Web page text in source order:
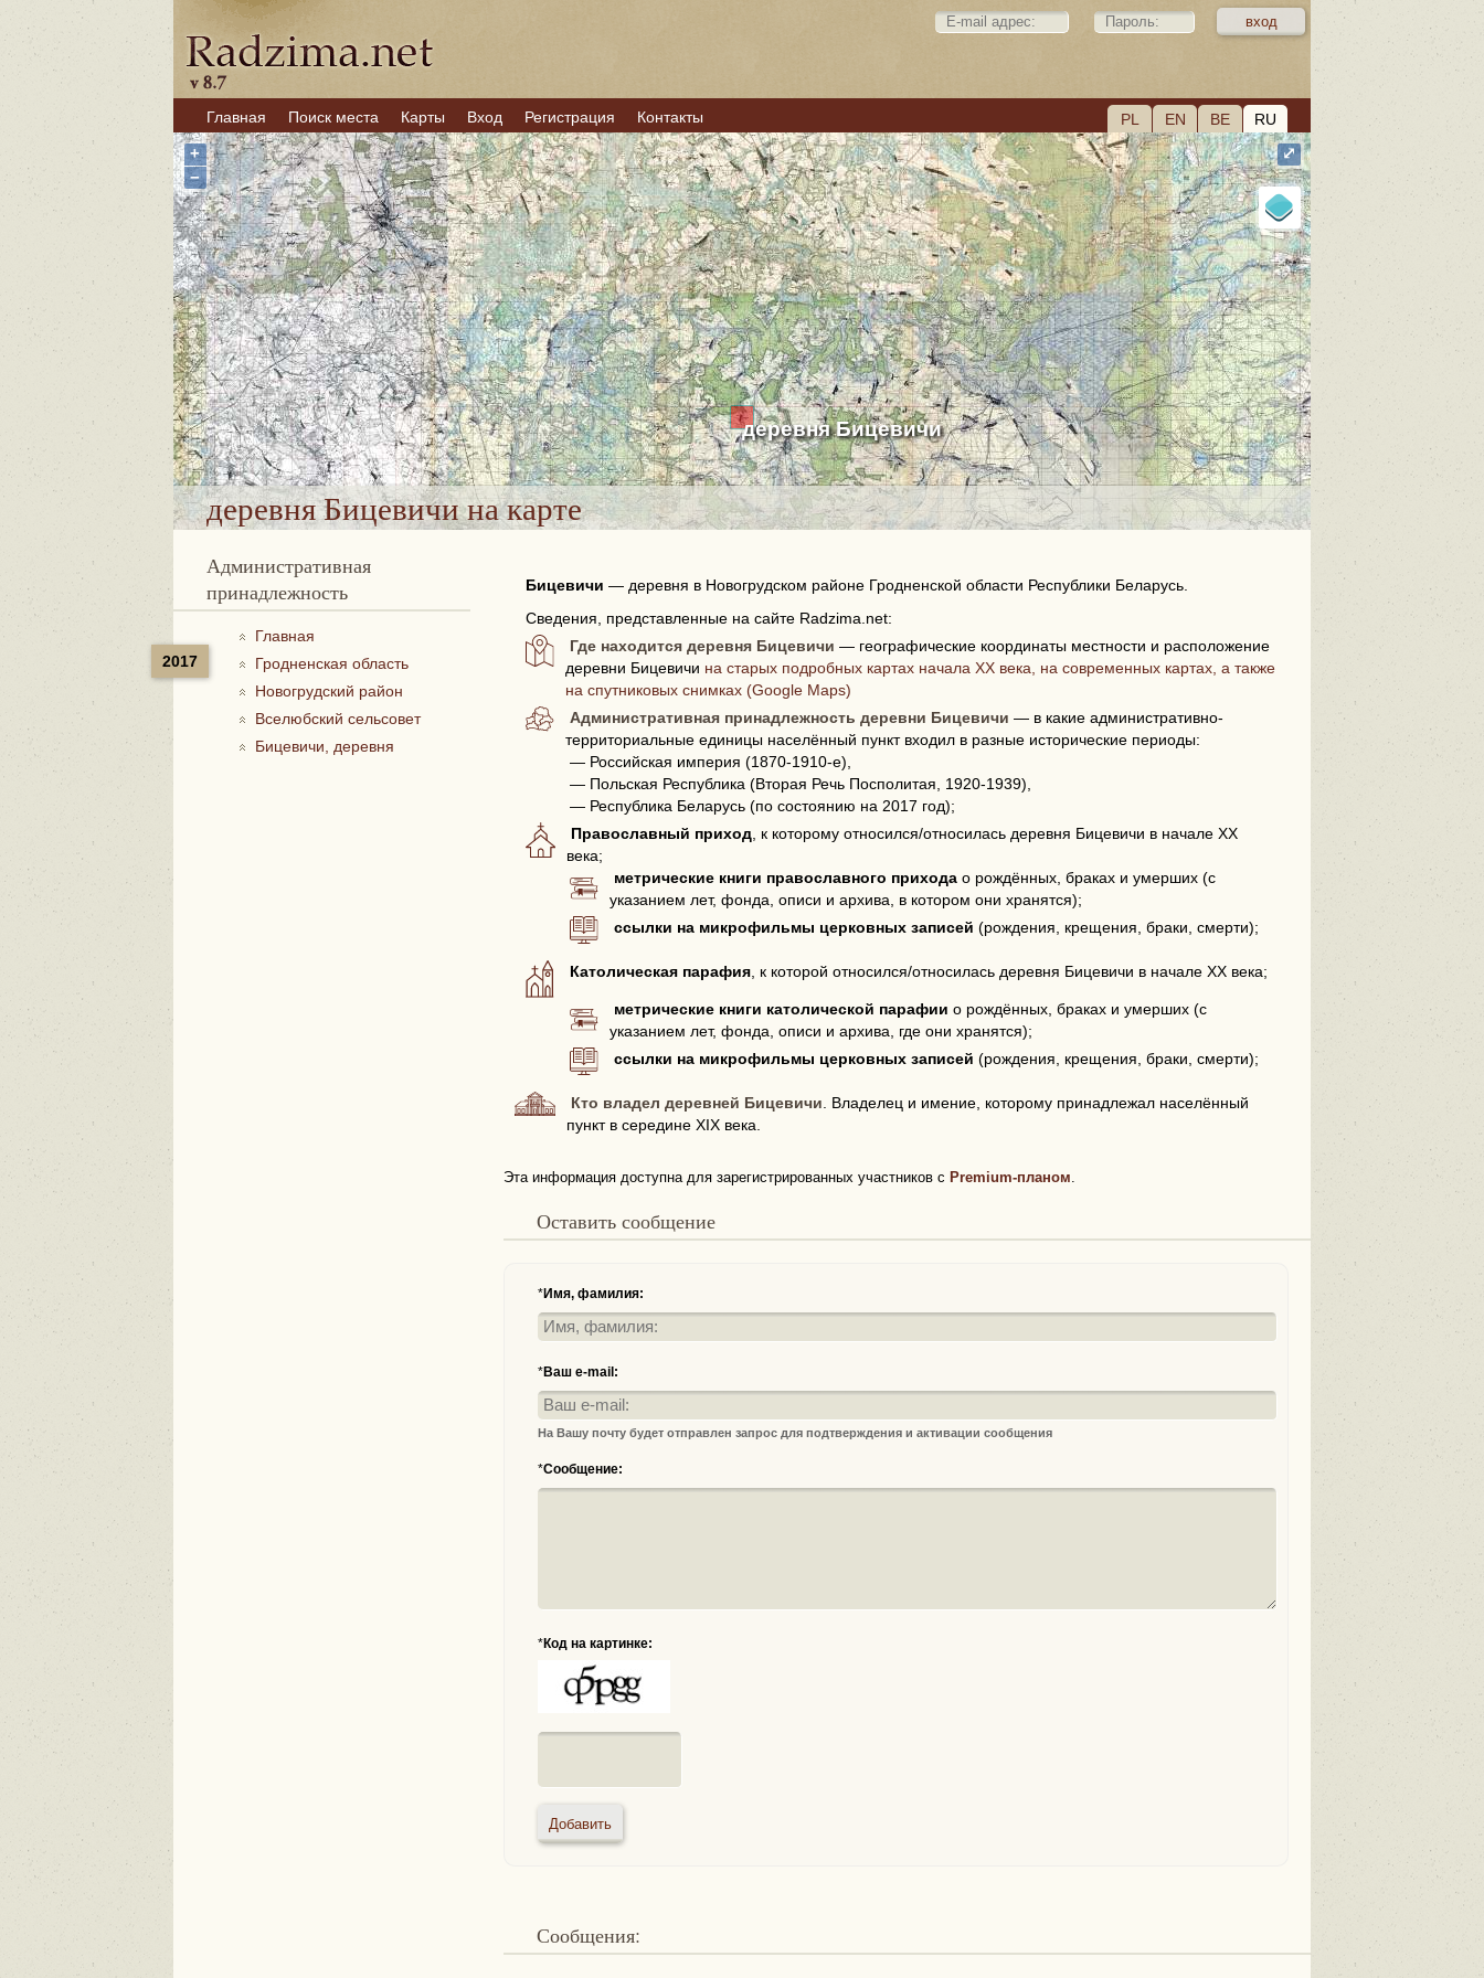
PL EN BE RU
Главная Поиск места Карты Вход Регистрация Контакты
деревня Бицевичи
+
−
⤢
деревня Бицевичина карте
Административная
принадлежность
2017
Главная
Гродненская область
Новогрудский район
Вселюбский сельсовет
Бицевичи, деревня
Бицевичи — деревня в Новогрудском районе Гродненской области Республики Беларусь.
Сведения, представленные на сайте Radzima.net:
Где находится деревня Бицевичи — географические координаты местности и расположение
деревни Бицевичи на старых подробных картах начала XX века, на современных картах, а также
на спутниковых снимках (Google Maps)
Административная принадлежность деревни Бицевичи — в какие административно-
территориальные единицы населённый пункт входил в разные исторические периоды:
— Российская империя (1870-1910-е),
— Польская Республика (Вторая Речь Посполитая, 1920-1939),
— Республика Беларусь (по состоянию на 2017 год);
Православный приход , к которому относился/относилась деревня Бицевичи в начале XX
века;
метрические книги православного прихода о рождённых, браках и умерших (с
указанием лет, фонда, описи и архива, в котором они хранятся);
ссылки на микрофильмы церковных записей (рождения, крещения, браки, смерти);
Католическая парафия, к которой относился/относилась деревня Бицевичи в начале XX века;
метрические книги католической парафии о рождённых, браках и умерших (с
указанием лет, фонда, описи и архива, где они хранятся);
ссылки на микрофильмы церковных записей (рождения, крещения, браки, смерти);
Кто владел деревней Бицевичи . Владелец и имение, которому принадлежал населённый
пункт в середине XIX века.
Эта информация доступна для зарегистрированных участников с Premium-планом.
Оставить сообщение
*Имя, фамилия:
*Ваш e-mail:
На Вашу почту будет отправлен запрос для подтверждения и активации сообщения
*Сообщение:
*Код на картинке:
Сообщения: